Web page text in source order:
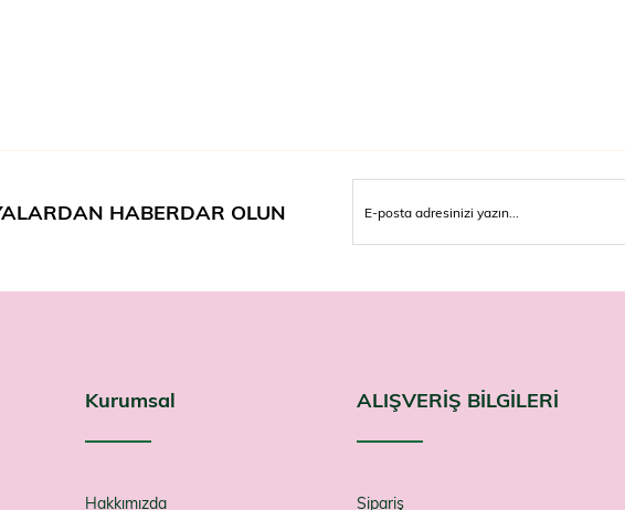
HABERDAR OLUN
Kurumsal
Hakkımızda
ALIŞVERİŞ BİLGİLERİ
Sipariş